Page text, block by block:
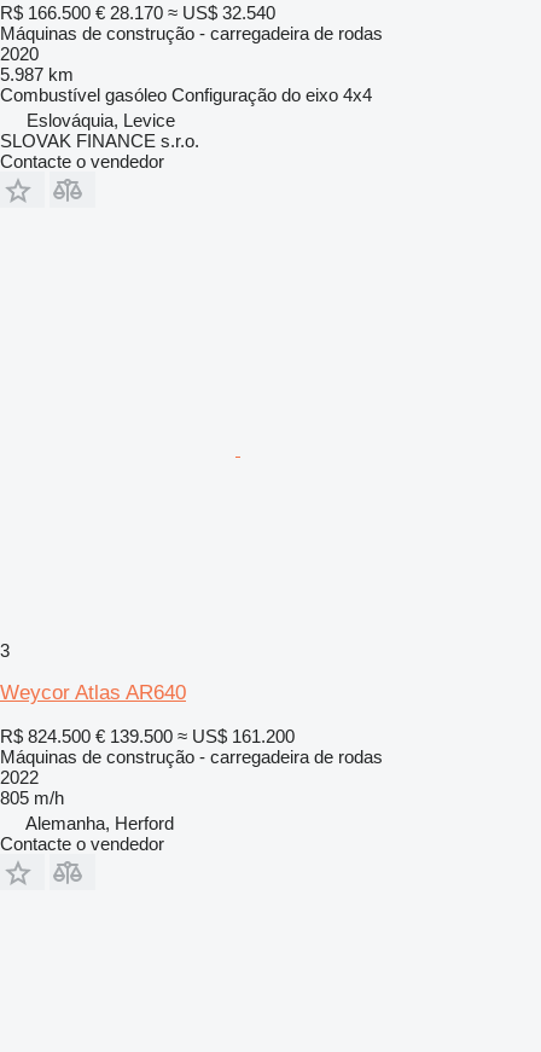
R$ 166.500 € 28.170 ≈ US$ 32.540
Máquinas de construção - carregadeira de rodas
2020
5.987 km
Combustível gasóleo Configuração do eixo 4x4
Eslováquia, Levice
SLOVAK FINANCE s.r.o.
Contacte o vendedor
3
Weycor Atlas AR640
R$ 824.500 € 139.500 ≈ US$ 161.200
Máquinas de construção - carregadeira de rodas
2022
805 m/h
Alemanha, Herford
Contacte o vendedor